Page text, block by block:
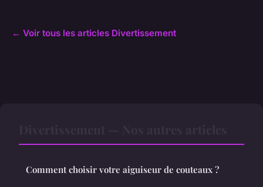
← Voir tous les articles Divertissement
Comment choisir votre aiguiseur de couteaux ?